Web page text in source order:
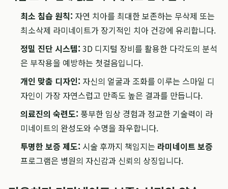
최소 침습 원칙: 자연 치아를 최대한 보존하는 무삭제 또는
최소삭제 라미네이트가 장기적인 치아 건강에 유리합니다.
정밀 진단 시스템: 3D 디지털 장비를 활용한 다각도의 분석
은 부작용을 예방하는 첫걸음입니다.
개인 맞춤 디자인: 자신의 얼굴과 조화를 이루는 스마일 디
자인이 가장 자연스럽고 만족도 높은 결과를 만듭니다.
의료진의 숙련도: 풍부한 임상 경험과 정교한 기술력이 라
미네이트의 완성도와 수명을 좌우합니다.
투명한 보증 제도: 시술 후까지 책임지는 라미네이트 보증
프로그램은 병원의 자신감과 신뢰의 상징입니다.